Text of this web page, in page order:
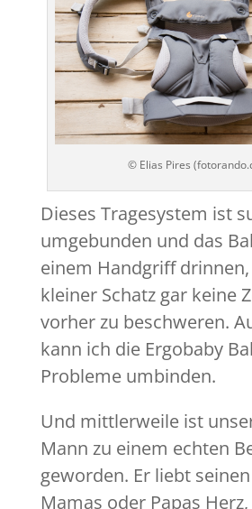
© Elias Pires
Dieses Tragesystem ist
umgebunden und das
einem Handgriff
kleiner Schatz gar keine
vorher zu beschweren.
kann ich die Ergobaby
Probleme umbinden.
Und mittlerweile ist
Mann zu einem echten
geworden. Er liebt
Mamas oder Papas